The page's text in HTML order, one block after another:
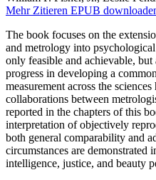
Mehr Zitieren EPUB
The book focuses on the
and metrology into
only feasible and achievable,
progress in developing a
measurement across the
collaborations between
reported in the chapters of this
interpretation of objectively
both general comparability and
circumstances are demonstrated
intelligence, justice, and beauty